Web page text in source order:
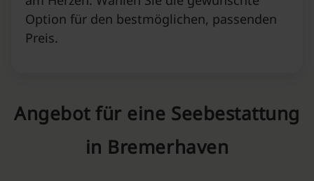
Option für den bestmöglichen, passenden
Preis.
Angebot für eine Seebestattung
in Bremerhaven